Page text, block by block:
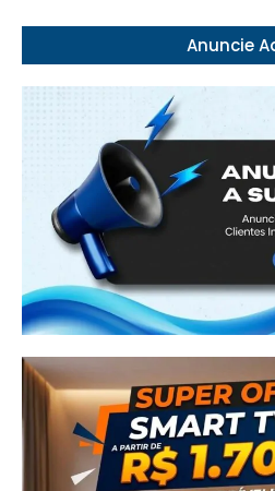
Anuncie